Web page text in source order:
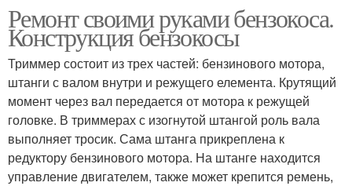
Ремонт своими руками бензокоса.
Конструкция бензокосы
Триммер состоит из трех частей: бензинового мотора,
штанги с валом внутри и режущего елемента. Крутящий
момент через вал передается от мотора к режущей
головке. В триммерах с изогнутой штангой роль вала
выполняет тросик. Сама штанга прикреплена к
редуктору бензинового мотора. На штанге находится
управление двигателем, также может крепится ремень,